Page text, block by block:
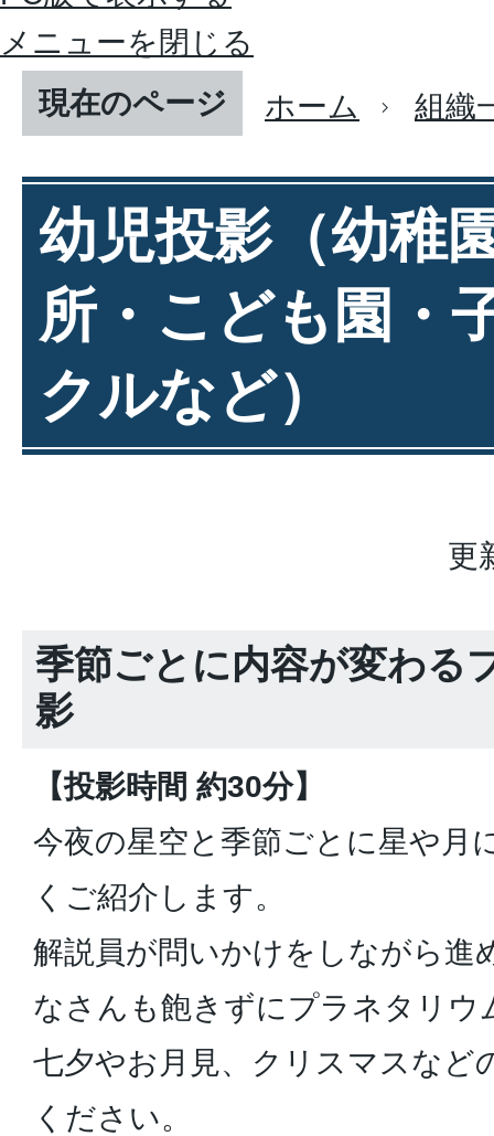
メニューを閉じる
現在のページ
ホーム 組織
幼児投影（幼稚
所・こども園・
クルなど）
更
季節ごとに内容が変わる
影
【投影時間 約30分】
今夜の星空と季節ごとに星や月
くご紹介します。
解説員が問いかけをしながら進
なさんも飽きずにプラネタリウ
七夕やお月見、クリスマスなど
ください。